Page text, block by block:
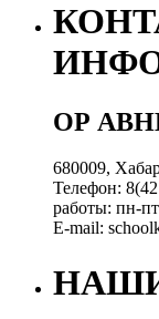
ОР
680009,
Телефон:
работы: пн-
E-mail: